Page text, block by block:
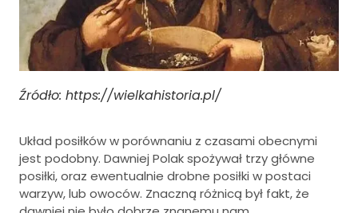
Źródło: https://wielkahistoria.pl/
Układ posiłków w porównaniu z czasami obecnymi
jest podobny. Dawniej Polak spożywał trzy główne
posiłki, oraz ewentualnie drobne posiłki w postaci
warzyw, lub owoców. Znaczną różnicą był fakt, że